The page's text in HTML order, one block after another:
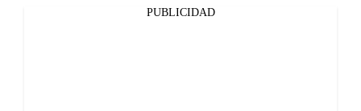
PUBLICIDAD